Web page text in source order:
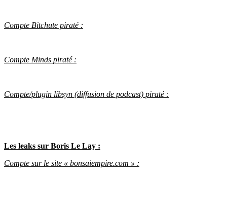
Compte Bitchute piraté :
Compte Minds piraté :
Compte/plugin libsyn (diffusion de podcast) piraté :
Les leaks sur Boris Le Lay :
Compte sur le site « bonsaiempire.com » :